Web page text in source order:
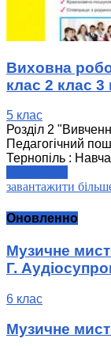
Виховна
клас 2 клас 3
5 клас
Розділ 2
Педагогічний
Тернопіль :
завантажити
Оновленно
Музичне
Г.
6 клас
Музичне